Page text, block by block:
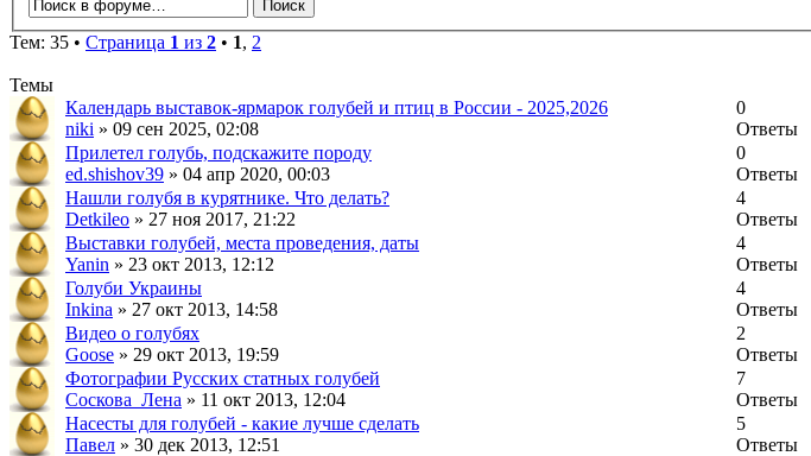
Тем: 35 • Страница 1 из 2 • 1, 2
Темы
Календарь выставок-ярмарок голубей и птиц в России - 2025,2026
niki » 09 сен 2025, 02:08
0
Ответы
Прилетел голубь, подскажите породу
ed.shishov39 » 04 апр 2020, 00:03
0
Ответы
Нашли голубя в курятнике. Что делать?
Detkileo » 27 ноя 2017, 21:22
4
Ответы
Выставки голубей, места проведения, даты
Yanin » 23 окт 2013, 12:12
4
Ответы
Голуби Украины
Inkina » 27 окт 2013, 14:58
4
Ответы
Видео о голубях
Goose » 29 окт 2013, 19:59
2
Ответы
Фотографии Русских статных голубей
Соскова_Лена » 11 окт 2013, 12:04
7
Ответы
Насесты для голубей - какие лучше сделать
Павел » 30 дек 2013, 12:51
5
Ответы